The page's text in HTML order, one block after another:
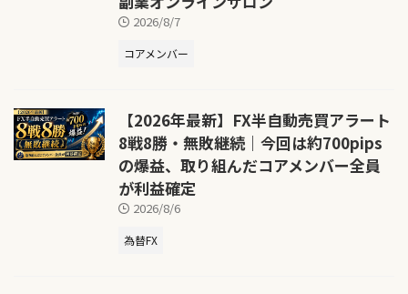
2026/8/7
コアメンバー
【2026年最新】FX半自動売買アラート
8戦8勝・無敗継続｜今回は約700pips
の爆益、取り組んだコアメンバー全員
が利益確定
2026/8/6
為替FX